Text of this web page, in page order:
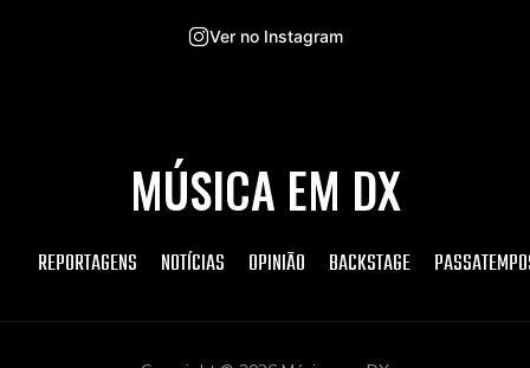
Ver no Instagram
MÚSICA EM DX
REPORTAGENS NOTÍCIAS OPINIÃO BACKSTAGE